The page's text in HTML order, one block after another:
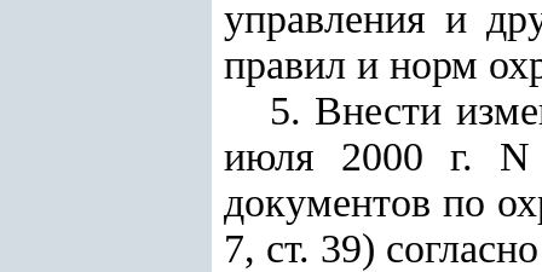
управления и
правил и норм
5. Внести
июля 2000 г. N
документов по
7, ст. 39)